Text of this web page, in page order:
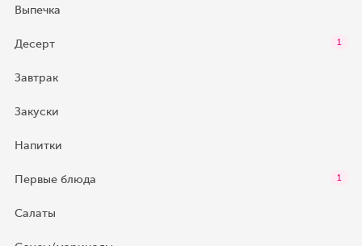
Выпечка
Десерт 1
Завтрак
Закуски
Напитки
Первые блюда 1
Салаты